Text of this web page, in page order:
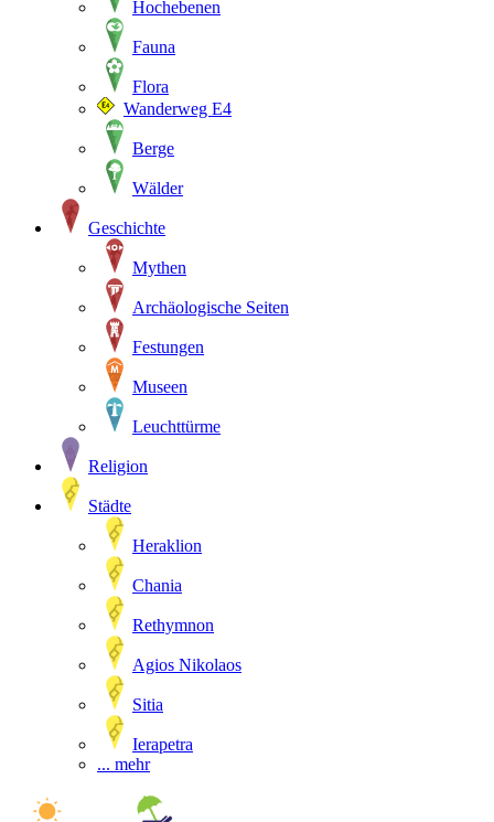
Hochebenen
Fauna
Flora
Wanderweg E4
Berge
Wälder
Geschichte
Mythen
Archäologische Seiten
Festungen
Museen
Leuchttürme
Religion
Städte
Heraklion
Chania
Rethymnon
Agios Nikolaos
Sitia
Ierapetra
... mehr